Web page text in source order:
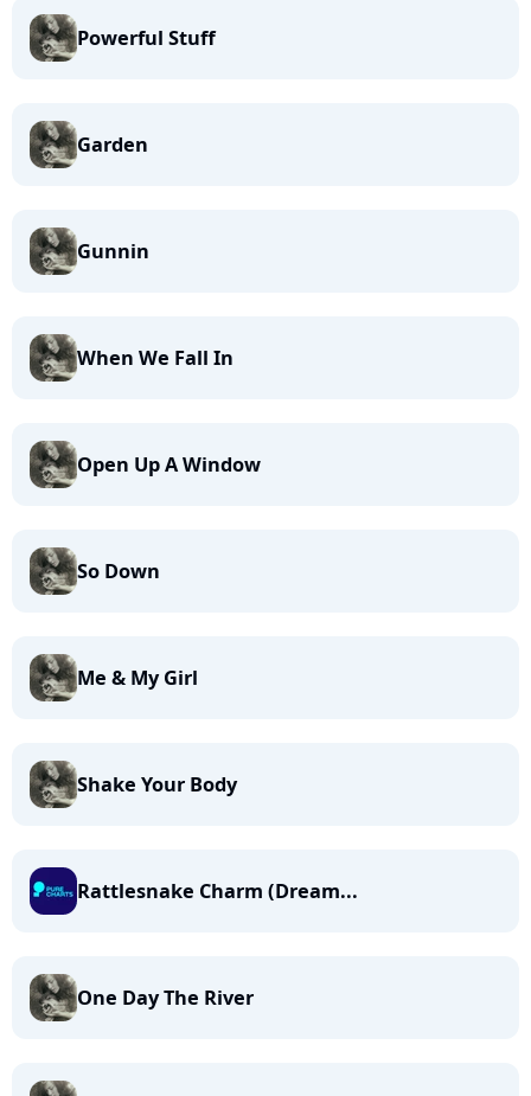
Powerful Stuff
Garden
Gunnin
When We Fall In
Open Up A Window
So Down
Me & My Girl
Shake Your Body
Rattlesnake Charm (Dream...
One Day The River